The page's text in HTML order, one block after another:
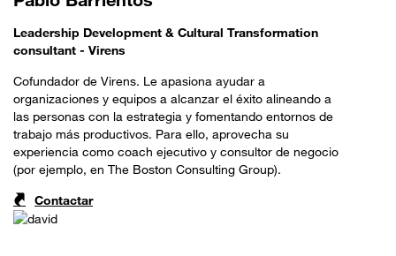
Leadership Development & Cultural Transformation
consultant - Virens
Cofundador de Virens. Le apasiona ayudar a
organizaciones y equipos a alcanzar el éxito alineando a
las personas con la estrategia y fomentando entornos de
trabajo más productivos. Para ello, aprovecha su
experiencia como coach ejecutivo y consultor de negocio
(por ejemplo, en The Boston Consulting Group).
Contactar